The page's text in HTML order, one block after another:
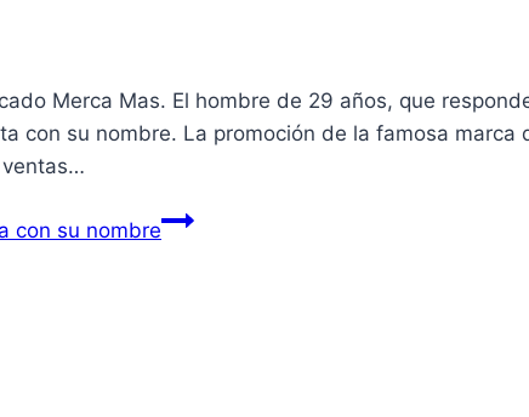
Merca Mas. El hombre de 29 años, que
con su nombre. La promoción de la famosa
ventas…
con su nombre